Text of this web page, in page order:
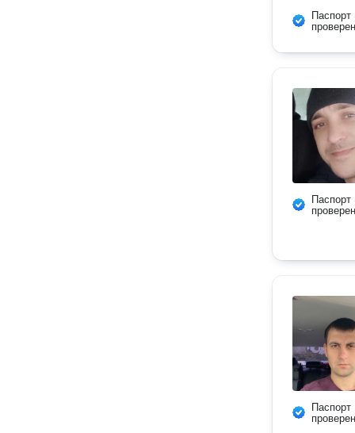
Паспорт
проверен
Паспорт
проверен
Паспорт
проверен